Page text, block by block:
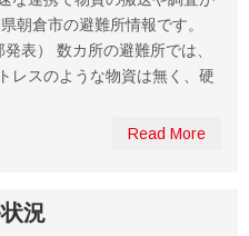
朝倉市の避難所情報です。
表） 数カ所の避難所では、
レスのような物資は無く、硬
Read More
況